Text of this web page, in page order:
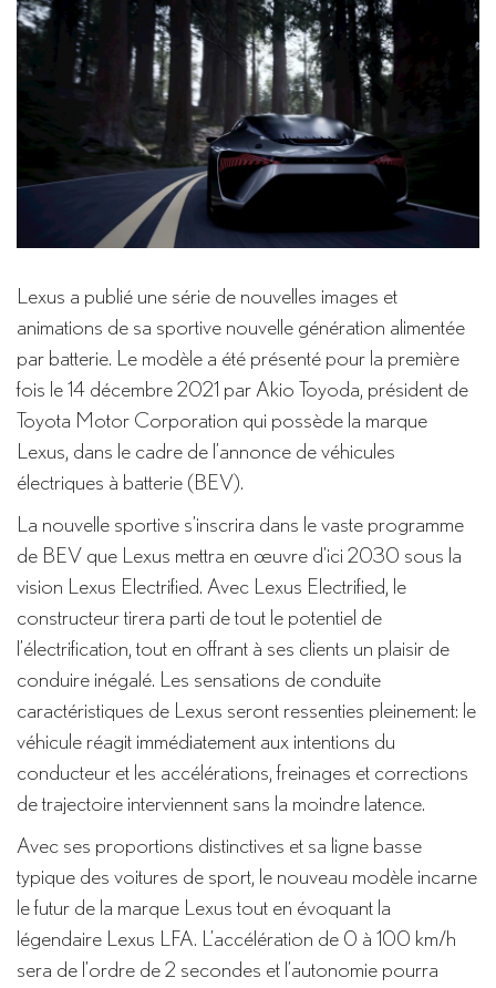
Lexus a publié une série de nouvelles images et
animations de sa sportive nouvelle génération alimentée
par batterie. Le modèle a été présenté pour la première
fois le 14 décembre 2021 par Akio Toyoda, président de
Toyota Motor Corporation qui possède la marque
Lexus, dans le cadre de l’annonce de véhicules
électriques à batterie (BEV).
La nouvelle sportive s’inscrira dans le vaste programme
de BEV que Lexus mettra en œuvre d’ici 2030 sous la
vision Lexus Electrified. Avec Lexus Electrified, le
constructeur tirera parti de tout le potentiel de
l’électrification, tout en offrant à ses clients un plaisir de
conduire inégalé. Les sensations de conduite
caractéristiques de Lexus seront ressenties pleinement: le
véhicule réagit immédiatement aux intentions du
conducteur et les accélérations, freinages et corrections
de trajectoire interviennent sans la moindre latence.
Avec ses proportions distinctives et sa ligne basse
typique des voitures de sport, le nouveau modèle incarne
le futur de la marque Lexus tout en évoquant la
légendaire Lexus LFA. L’accélération de 0 à 100 km/h
sera de l’ordre de 2 secondes et l’autonomie pourra